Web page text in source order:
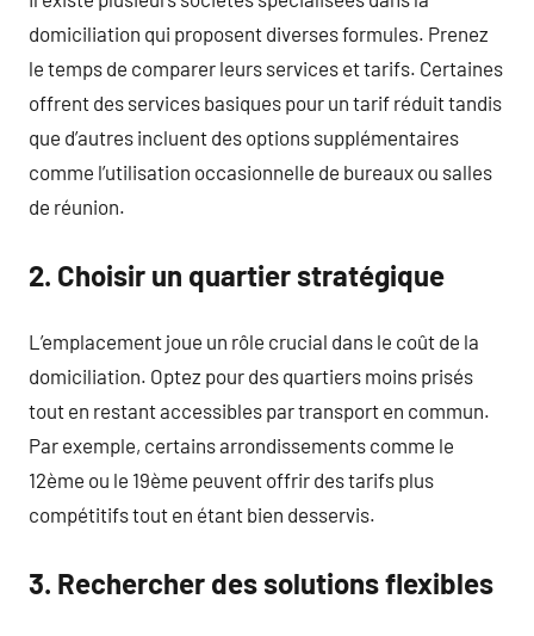
domiciliation qui proposent diverses formules. Prenez
le temps de comparer leurs services et tarifs. Certaines
offrent des services basiques pour un tarif réduit tandis
que d’autres incluent des options supplémentaires
comme l’utilisation occasionnelle de bureaux ou salles
de réunion.
2. Choisir un quartier stratégique
L’emplacement joue un rôle crucial dans le coût de la
domiciliation. Optez pour des quartiers moins prisés
tout en restant accessibles par transport en commun.
Par exemple, certains arrondissements comme le
12ème ou le 19ème peuvent offrir des tarifs plus
compétitifs tout en étant bien desservis.
3. Rechercher des solutions flexibles